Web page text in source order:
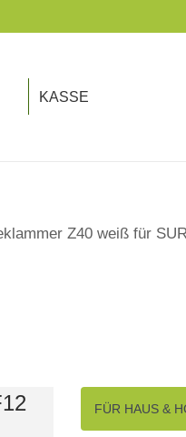
KASSE
Z40 weiß für
FÜR HAUS &